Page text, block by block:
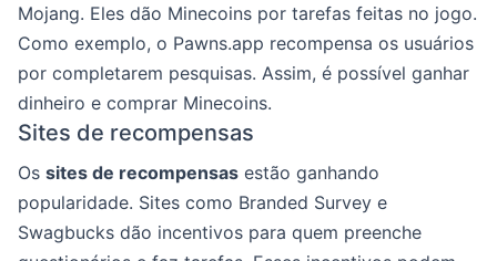
Mojang. Eles dão Minecoins por tarefas feitas no jogo.
Como exemplo, o Pawns.app recompensa os usuários
por completarem pesquisas. Assim, é possível ganhar
dinheiro e comprar Minecoins.
Sites de recompensas
Os sites de recompensas estão ganhando
popularidade. Sites como Branded Survey e
Swagbucks dão incentivos para quem preenche